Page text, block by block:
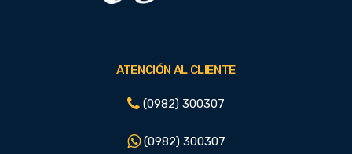
ATENCIÓN AL CLIENTE
(0982) 300307
(0982) 300307